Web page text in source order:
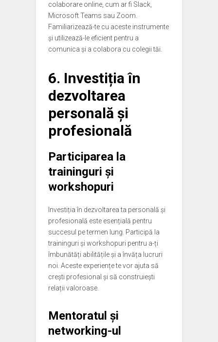
colaborare online, cum ar fi Slack,
Microsoft Teams sau Zoom.
Familiarizează-te cu aceste instrumente
și utilizează-le eficient pentru a
comunica și a colabora cu colegii tăi.
6. Investiția în
dezvoltarea
personală și
profesională
Participarea la
traininguri și
workshopuri
Investiția în dezvoltarea ta personală și
profesională este esențială pentru
succesul pe termen lung. Participă la
traininguri și workshopuri pentru a-ți
îmbunătăți abilitățile și a învăța lucruri
noi. Aceste experiențe te vor ajuta să
crești profesional și să construiești
relații valoroase.
Mentoratul și
networking-ul